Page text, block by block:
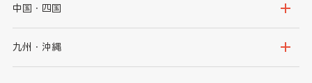
千葉県
石川県
山梨県
大阪府
京都府
中国・四国
鳥取県
九州・沖縄